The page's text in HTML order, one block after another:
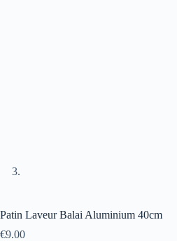
Patin Laveur Balai Aluminium 40cm
€9.00